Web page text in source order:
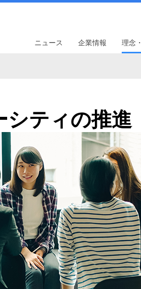
ニュース 企業情報 理念
シティの推進